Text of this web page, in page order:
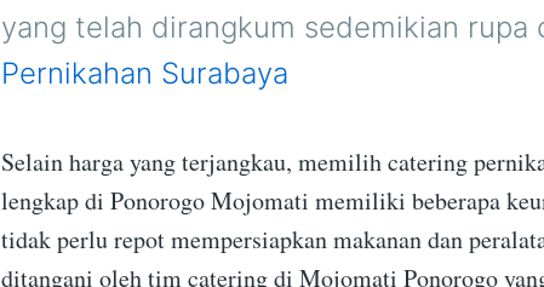
yang telah dirangkum sedemikian rupa
Pernikahan Surabaya
Selain harga yang terjangkau, memilih catering
lengkap di Ponorogo Mojomati memiliki beberapa
tidak perlu repot mempersiapkan makanan dan
ditangani oleh tim catering di Mojomati Ponorogo